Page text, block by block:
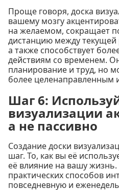
Проще говоря, доска
вашему мозгу
на желаемом, сокращает
дистанцию между
а также способствует
действиям со временем.
планирование и труд, но
более целенаправленным
Шаг 6:
визуализации
а не пассивно
Создание доски
шаг. То, как вы её
её влияние на вашу жизнь.
практических способов
повседневную и